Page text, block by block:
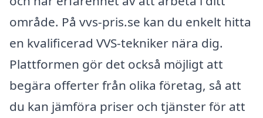
område. På vvs-pris.se kan du enkelt hitta
en kvalificerad VVS-tekniker nära dig.
Plattformen gör det också möjligt att
begära offerter från olika företag, så att
du kan jämföra priser och tjänster för att